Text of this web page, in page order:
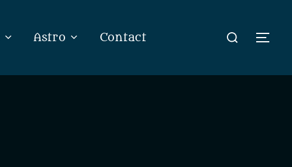
Astro Contact
Rechercher :